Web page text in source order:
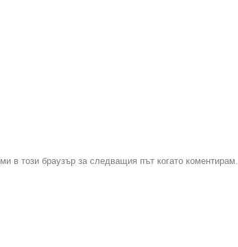
в този браузър за следващия път когато коментирам.